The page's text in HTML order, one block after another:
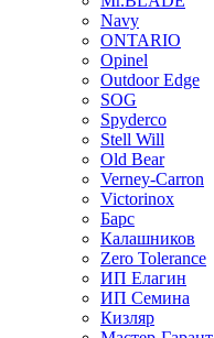
Navy
ONTARIO
Opinel
Outdoor Edge
SOG
Spyderco
Stell Will
Old Bear
Verney-Carron
Victorinox
Барс
Калашников
Zero Tolerance
ИП Елагин
ИП Семина
Кизляр